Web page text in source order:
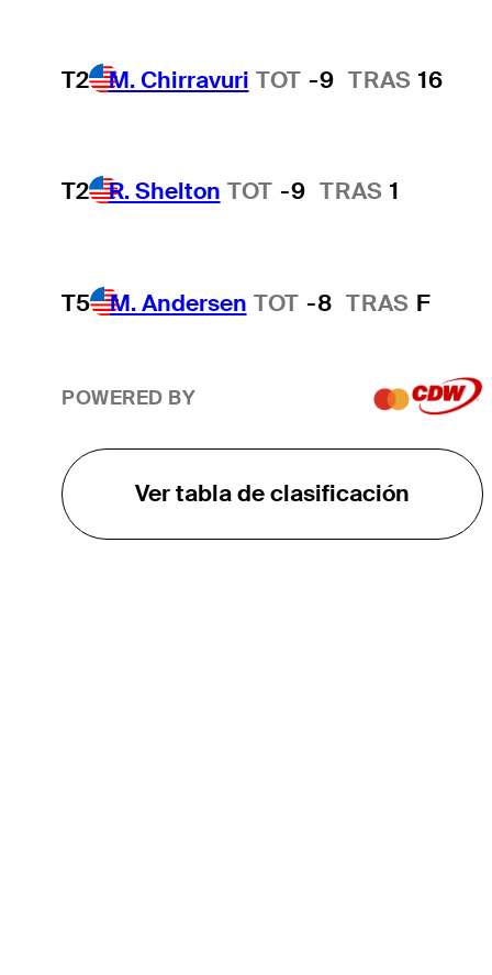
T2 M. Chirravuri TOT -9 TRAS 16
T2 R. Shelton TOT -9 TRAS 1
T5 M. Andersen TOT -8 TRAS F
POWERED BY
Ver tabla de clasificación